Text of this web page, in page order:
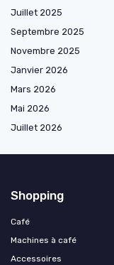
Juillet 2025
Septembre 2025
Novembre 2025
Janvier 2026
Mars 2026
Mai 2026
Juillet 2026
Shopping
Café
Machines à café
Accessoires